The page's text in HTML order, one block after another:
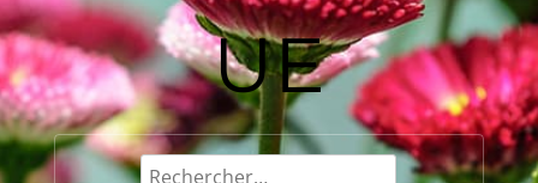
UE
Rechercher :